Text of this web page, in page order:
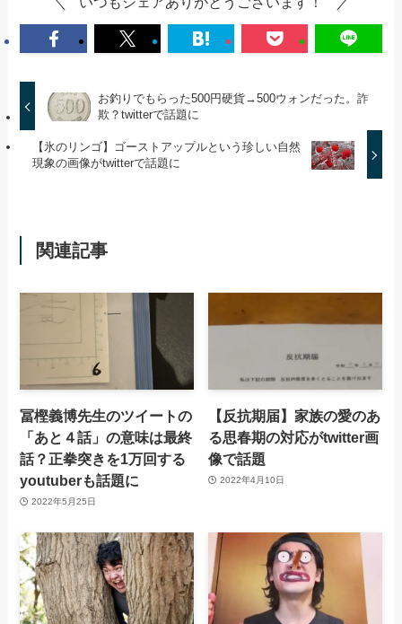
お釣りでもらった500円硬貨→500ウォンだった。詐
欺？twitterで話題に
【氷のリンゴ】ゴーストアップルという珍しい自然
現象の画像がtwitterで話題に
関連記事
冨樫義博先生のツイートの
「あと４話」の意味は最終
話？正拳突きを1万回する
youtuberも話題に
2022年5月25日
【反抗期届】家族の愛のあ
る思春期の対応がtwitter画
像で話題
2022年4月10日